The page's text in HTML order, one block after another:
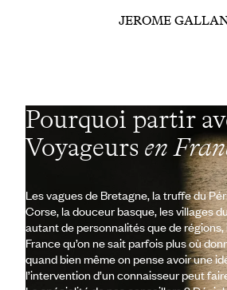
JEROME
Pourquoi partir
Voyageurs en
Les vagues de Bretagne, la truffe du
Corse, la douceur basque, les villages
autant de personnalités que de
France qu’on ne sait parfois plus où
quand bien même on pense avoir une
l’intervention d’un connaisseur peut